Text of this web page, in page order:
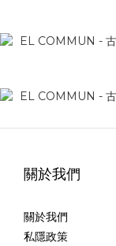
關於我們
關於我們
私隱政策